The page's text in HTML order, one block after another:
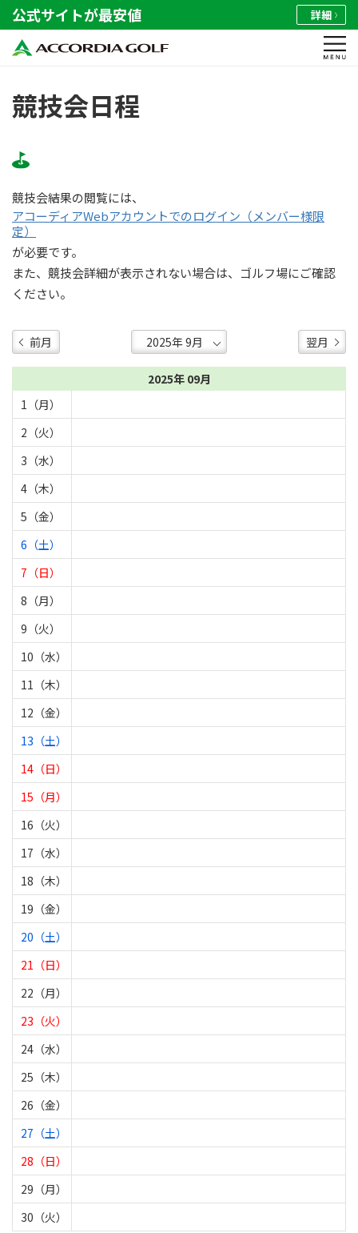
公式サイトが最安値 詳細
競技会日程
競技会結果の閲覧には、
アコーディアWebアカウントでのログイン（メンバー様限
定）
が必要です。
また、競技会詳細が表示されない場合は、ゴルフ場にご確認
ください。
前月 翌月
2025年 09月
1（月）
2（火）
3（水）
4（木）
5（金）
6（土）
7（日）
8（月）
9（火）
10（水）
11（木）
12（金）
13（土）
14（日）
15（月）
16（火）
17（水）
18（木）
19（金）
20（土）
21（日）
22（月）
23（火）
24（水）
25（木）
26（金）
27（土）
28（日）
29（月）
30（火）